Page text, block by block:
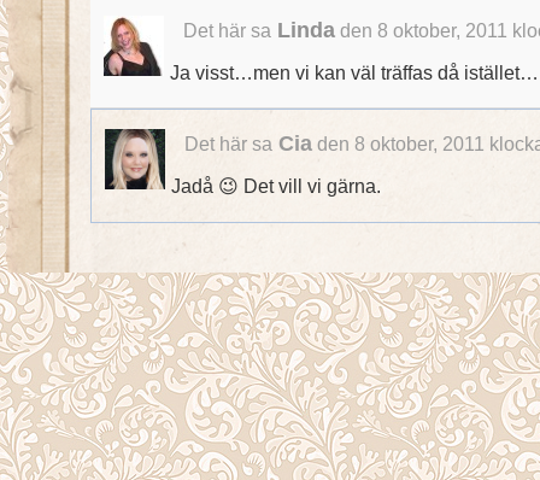
Det här sa Lindaden 8 oktober, 2011
Ja visst…men vi kan väl träffas då
Det här saCiaden 8 oktober, 2011
Jadå 😉 Det vill vi gärna.